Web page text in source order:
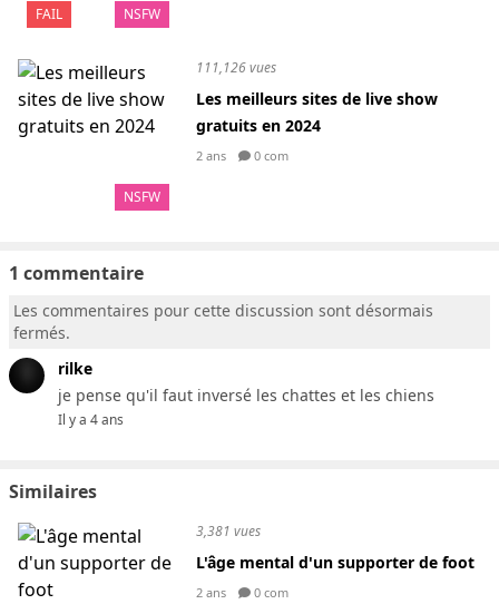
FAIL NSFW
NSFW
111,126 vues
Les meilleurs sites de live show
gratuits en 2024
2 ans 0 com
1 commentaire
Les commentaires pour cette discussion sont désormais
fermés.
rilke
je pense qu'il faut inversé les chattes et les chiens
Il y a 4 ans
Similaires
3,381 vues
L'âge mental d'un supporter de foot
2 ans 0 com